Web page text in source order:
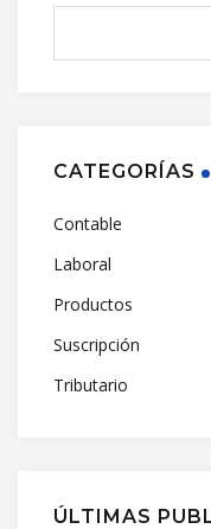
CATEGORÍAS
Contable
Laboral
Productos
Suscripción
Tributario
ÚLTIMAS